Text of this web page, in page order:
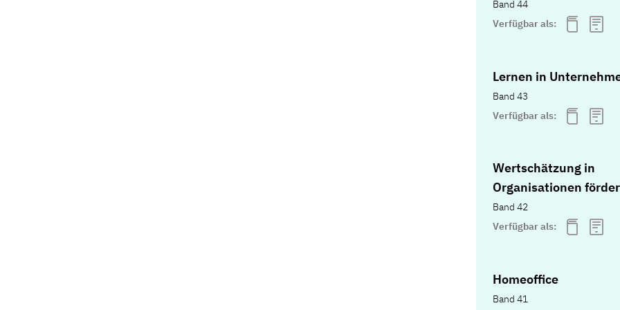
Band 44
Verfügbar als:
Lernen in
Band 43
Verfügbar als:
Wertschätzung in
Organisationen
Band 42
Verfügbar als:
Homeoffice
Band 41